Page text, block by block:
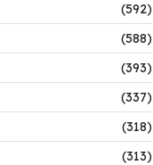
(592)
(588)
(393)
(337)
(318)
(313)